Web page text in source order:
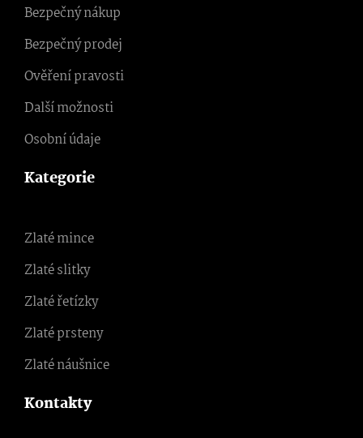
Bezpečný nákup
Bezpečný prodej
Ověření pravosti
Další možnosti
Osobní údaje
Kategorie
Zlaté mince
Zlaté slitky
Zlaté řetízky
Zlaté prsteny
Zlaté náušnice
Kontakty